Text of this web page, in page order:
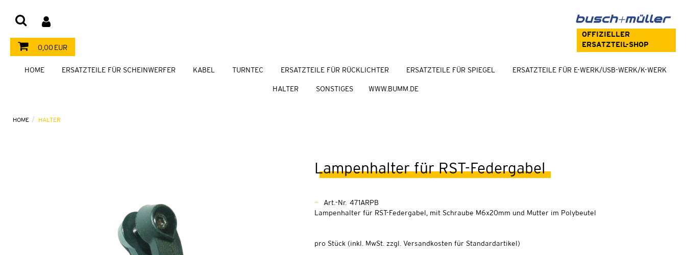
0,00 EUR
OFFIZIELLER
ERSATZTEIL-SHOP
HOME ERSATZTEILE FÜR SCHEINWERFER KABEL TURNTEC ERSATZTEILE FÜR RÜCKLICHTER ERSATZTEILE FÜR SPIEGEL ERSATZTEILE FÜR E-WERK/USB-WERK/K-WERK
HALTER SONSTIGES WWW.BUMM.DE
HOME HALTER
Lampenhalter für RST-Federgabel
Art.-Nr. 471ARPB
Lampenhalter für RST-Federgabel, mit Schraube M6x20mm und Mutter im Polybeutel
pro Stück (inkl. MwSt. zzgl. Versandkosten für Standardartikel )